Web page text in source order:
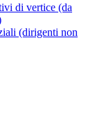
di vertice (da
(dirigenti non